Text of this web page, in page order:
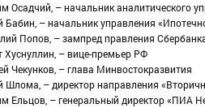
Осадчий, – начальник аналитического
Бабин, – начальник управления
Попов, – зампред правления
Хуснуллин, – вице-премьер РФ
Чекунков, – глава Минвостокразвития
Шлома, – директор направления
Ельцов, – генеральный директор «ПИА